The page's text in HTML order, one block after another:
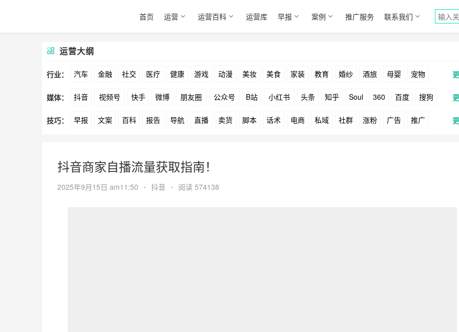
首页 运营 运营百科 运营库 早报 案例 推广服务 联系我们
运营大纲
行业： 汽车 金融 社交 医疗 健康 游戏 动漫 美妆 美食 家装 教育 婚纱 酒旅 母婴 宠物
文娱 跨境 科技 广告 元宇宙 房地产
媒体： 抖音 视频号 快手 微博 朋友圈 公众号 B站 小红书 头条 知乎 Soul 360 百度 搜狗
爱奇艺 美柚 美图 最右 神马 谷歌 Facebook Tiktok YouTube Yahoo Bing
技巧： 早报 文案 百科 报告 导航 直播 卖货 脚本 话术 电商 私域 社群 涨粉 广告 推广
抖音商家自播流量获取指南！
2025年9月15日 am11:50 • 抖音 • 阅读 574138